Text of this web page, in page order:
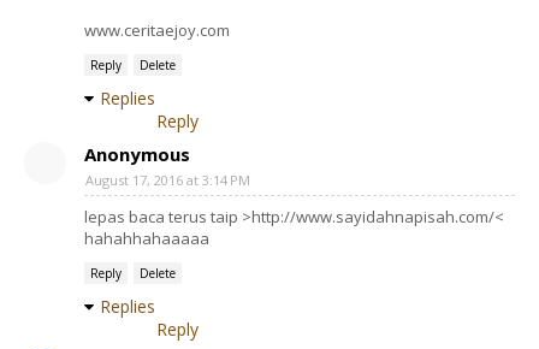
www.ceritaejoy.com
Reply Delete
Replies
Reply
Anonymous
August 17, 2016 at 3:14 PM
lepas baca terus taip >http://www.sayidahnapisah.com/<
hahahhahaaaaa
Reply Delete
Replies
Reply